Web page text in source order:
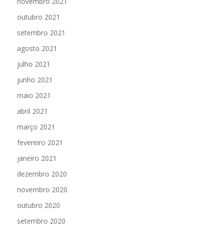
outubro 2021
setembro 2021
agosto 2021
julho 2021
junho 2021
maio 2021
abril 2021
março 2021
fevereiro 2021
janeiro 2021
dezembro 2020
novembro 2020
outubro 2020
setembro 2020